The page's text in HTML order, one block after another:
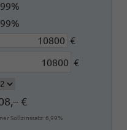
€
€
€
Sollzinssatz: 6,99%